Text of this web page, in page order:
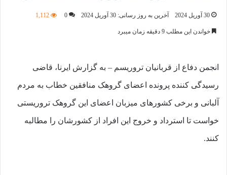
30 آوریل 2024 آخرین به روز رسانی: 30 آوریل 2024 0
1,112
خواندن این مطلب 9 دقیقه زمان میبرد
انجمن دفاع از قربانیان تروریسم – به گزارش ایرنا، قاضی
رسیدگی کننده پرونده اعضای گروهک منافقین خطاب به مردم
آلبانی و برخی کشورهای میزبان اعضای این گروهک تروریستی
خواست تا استرداد و خروج این افراد از کشورشان را مطالبه
کنند.